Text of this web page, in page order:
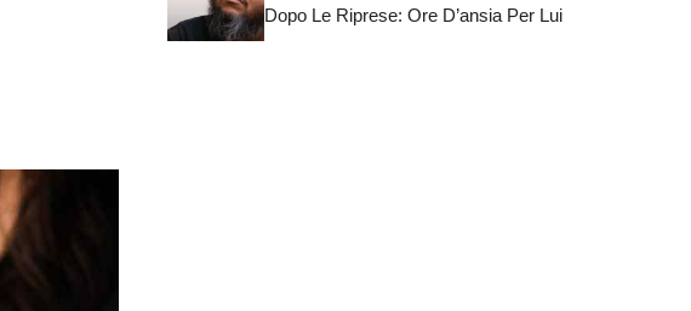
Dopo Le Riprese: Ore D’ansia Per Lui